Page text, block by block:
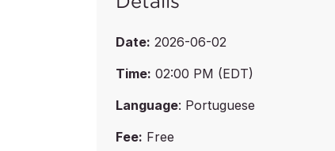
Date: 2026-06-02
Time: 02:00 PM (EDT)
Language: Portuguese
Fee: Free